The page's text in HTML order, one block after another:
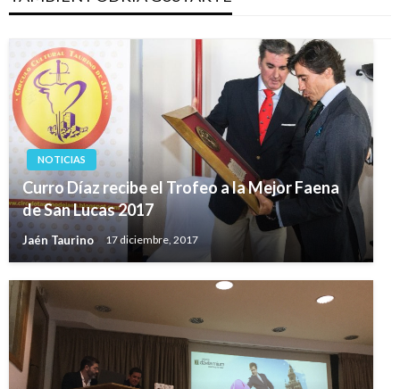
NOTICIAS
Curro Díaz recibe el Trofeo a la Mejor Faena
de San Lucas 2017
Jaén Taurino 17 diciembre, 2017